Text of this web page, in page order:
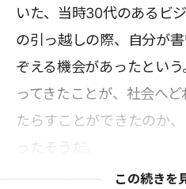
いた、当時30代のあるビ
の引っ越しの際、自分が
ぞえる機会があったとい
ってきたことが、社会へ
たらすことができたのか
ったそうだ。
この続きを